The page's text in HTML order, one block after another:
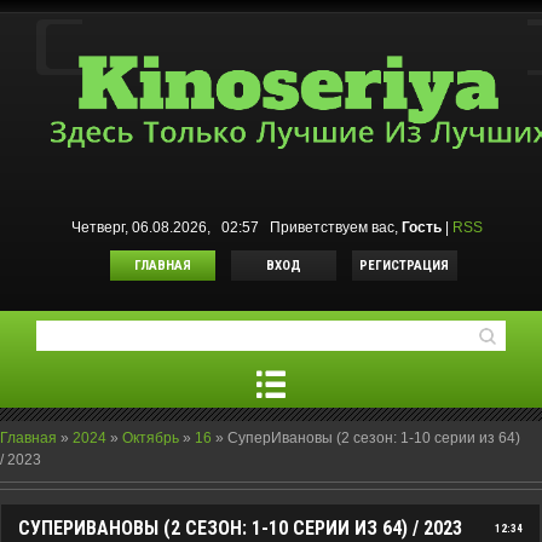
Четверг, 06.08.2026, 02:57 Приветствуем вас, Гость RSS
ГЛАВНАЯ ВХОД РЕГИСТРАЦИЯ
Главная » 2024 » Октябрь » 16 » СуперИвановы (2 сезон: 1-10 серии из 64)
/ 2023
12:34
СУПЕРИВАНОВЫ (2 СЕЗОН: 1-10 СЕРИИ ИЗ 64) / 2023